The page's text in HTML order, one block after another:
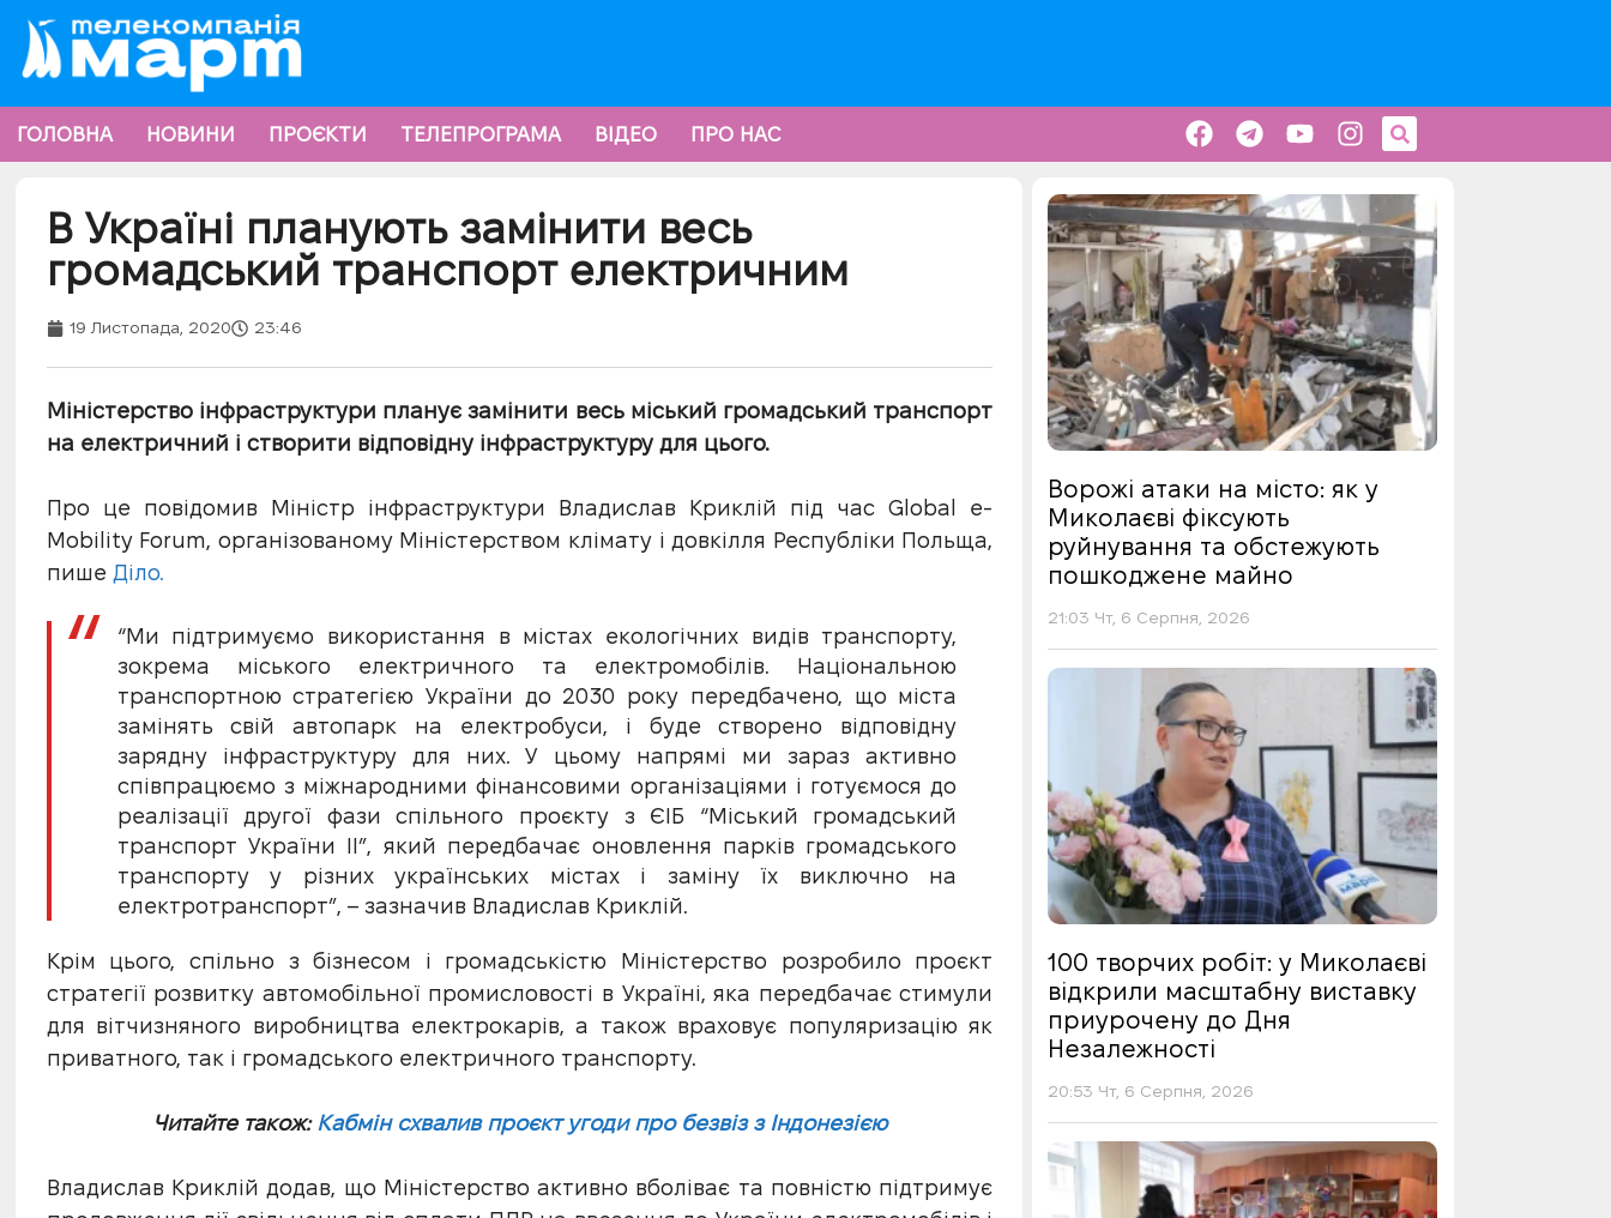
ГОЛОВНА НОВИНИ ПРОЄКТИ ТЕЛЕПРОГРАМА ВІДЕО ПРО НАС
В Україні планують замінити весь
громадський транспорт електричним
19 Листопада, 2020 23:46
Міністерство інфраструктури планує замінити весь міський громадський транспорт
на електричний і створити відповідну інфраструктуру для цього.
Про це повідомив Міністр інфраструктури Владислав Криклій під час Global e-
Mobility Forum, організованому Міністерством клімату і довкілля Республіки Польща,
пише Діло.
“Ми підтримуємо використання в містах екологічних видів транспорту,
зокрема міського електричного та електромобілів. Національною
транспортною стратегією України до 2030 року передбачено, що міста
замінять свій автопарк на електробуси, і буде створено відповідну
зарядну інфраструктуру для них. У цьому напрямі ми зараз активно
співпрацюємо з міжнародними фінансовими організаціями і готуємося до
реалізації другої фази спільного проєкту з ЄІБ “Міський громадський
транспорт України ІІ”, який передбачає оновлення парків громадського
транспорту у різних українських містах і заміну їх виключно на
електротранспорт”, – зазначив Владислав Криклій.
Крім цього, спільно з бізнесом і громадськістю Міністерство розробило проєкт
стратегії розвитку автомобільної промисловості в Україні, яка передбачає стимули
для вітчизняного виробництва електрокарів, а також враховує популяризацію як
приватного, так і громадського електричного транспорту.
Читайте також: Кабмін схвалив проєкт угоди про безвіз з Індонезією
Владислав Криклій додав, що Міністерство активно вболіває та повністю підтримує
Ворожі атаки на місто: як у
Миколаєві фіксують
руйнування та обстежують
пошкоджене майно
21:03 Чт, 6 Серпня, 2026
100 творчих робіт: у Миколаєві
відкрили масштабну виставку
приурочену до Дня
Незалежності
20:53 Чт, 6 Серпня, 2026